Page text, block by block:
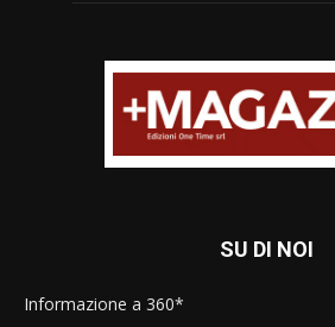
SU DI NOI
Informazione a 360*